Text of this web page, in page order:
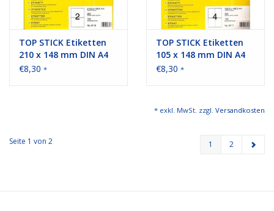
TOP STICK Etiketten
210 x 148 mm DIN A4
100 Blatt Packungen
€8,30 *
TOP STICK Etiketten
105 x 148 mm DIN A4
100 Blatt Packungen
€8,30 *
* exkl. MwSt. zzgl. Versandkosten
Seite 1 von 2 1 2